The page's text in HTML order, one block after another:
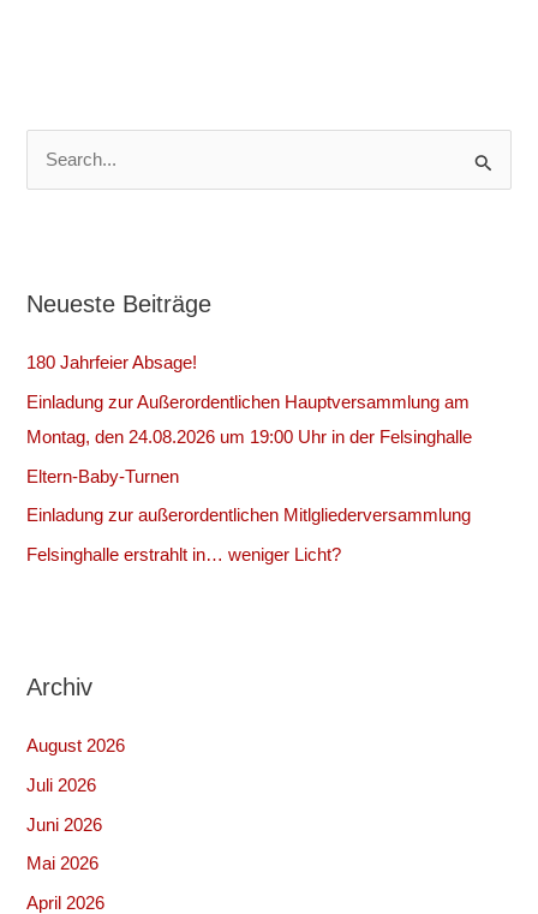
e
n
a
c
h
:
Neueste Beiträge
180 Jahrfeier Absage!
Einladung zur Außerordentlichen Hauptversammlung am
Montag, den 24.08.2026 um 19:00 Uhr in der Felsinghalle
Eltern-Baby-Turnen
Einladung zur außerordentlichen Mitlgliederversammlung
Felsinghalle erstrahlt in… weniger Licht?
Archiv
August 2026
Juli 2026
Juni 2026
Mai 2026
April 2026